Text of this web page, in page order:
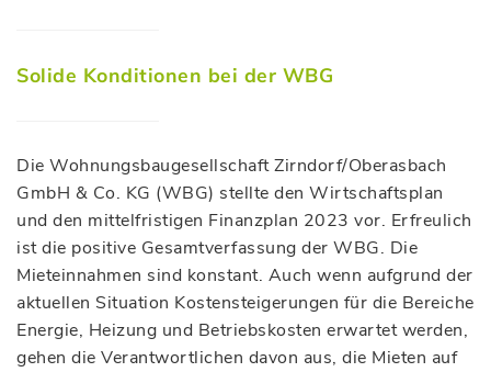
Solide Konditionen bei der WBG
Die Wohnungsbaugesellschaft Zirndorf/Oberasbach
GmbH & Co. KG (WBG) stellte den Wirtschaftsplan
und den mittelfristigen Finanzplan 2023 vor. Erfreulich
ist die positive Gesamtverfassung der WBG. Die
Mieteinnahmen sind konstant. Auch wenn aufgrund der
aktuellen Situation Kostensteigerungen für die Bereiche
Energie, Heizung und Betriebskosten erwartet werden,
gehen die Verantwortlichen davon aus, die Mieten auf